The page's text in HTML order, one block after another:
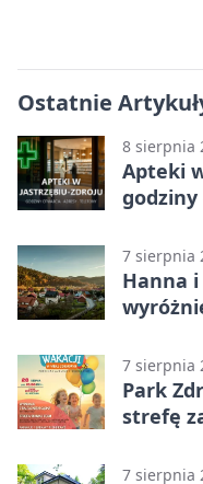
Ostatnie
8 sierpnia
Apteki
7 sierpnia
Hanna
7 sierpnia
Park
strefę
7 sierpnia